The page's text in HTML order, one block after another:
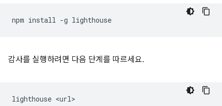
npm install -g
감사를 실행하려면 다음 단계를 따르세요.
lighthouse